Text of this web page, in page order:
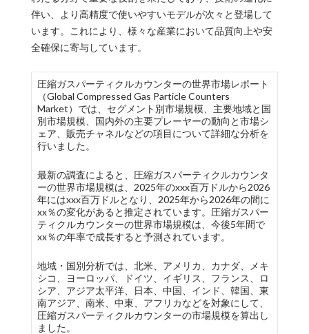
伴い、より高精度で使いやすいモデルが次々と登場して
います。これにより、様々な産業において品質向上や安
全確保に寄与しています。
圧縮ガスパーティクルカウンターの世界市場レポート
（Global Compressed Gas Particle Counters
Market）では、セグメント別市場規模、主要地域と国
別市場規模、国内外の主要プレーヤーの動向と市場シ
ェア、販売チャネルなどの項目について詳細な分析を
行いました。
最新の調査によると、圧縮ガスパーティクルカウンタ
ーの世界市場規模は、2025年のxxx百万ドルから2026
年にはxxx百万ドルとなり、2025年から2026年の間に
xx％の変化があると推定されています。圧縮ガスパー
ティクルカウンターの世界市場規模は、今後5年間で
xx％の年率で成長すると予測されています。
地域・国別分析では、北米、アメリカ、カナダ、メキ
シコ、ヨーロッパ、ドイツ、イギリス、フランス、ロ
シア、アジア太平洋、日本、中国、インド、韓国、東
南アジア、南米、中東、アフリカなどを対象にして、
圧縮ガスパーティクルカウンターの市場規模を算出し
ました。